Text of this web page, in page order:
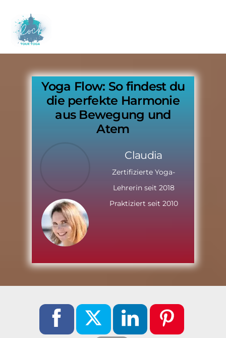
content
Yoga Flow: So findest du
die perfekte Harmonie
aus Bewegung und
Atem
Claudia
Zertifizierte Yoga-
Lehrerin seit 2018
Praktiziert seit 2010